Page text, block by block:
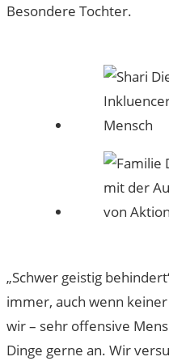
Besondere Tochter.
„Schwer geistig
immer, auch wenn
wir – sehr offensive
Dinge gerne an. Wir